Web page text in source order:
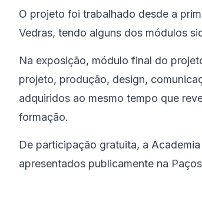
O projeto foi trabalhado desde a
Vedras, tendo alguns dos módulos
Na exposição, módulo final do
projeto, produção, design,
adquiridos ao mesmo tempo que
formação.
De participação gratuita, a
apresentados publicamente na